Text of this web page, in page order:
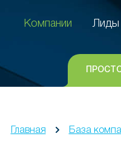
Компании
Лиды
Главная База